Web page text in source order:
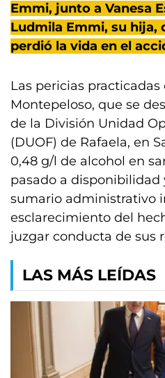
Emmi, junto a Vanesa
Ludmila Emmi, su hija,
perdió la vida en el
Las pericias
Montepeloso, que se
de la División Unidad
(DUOF) de Rafaela, en
0,48 g/l de alcohol en
pasado a disponibilidad
sumario administrativo
esclarecimiento del
juzgar conducta de sus
LAS MÁS LEÍDAS